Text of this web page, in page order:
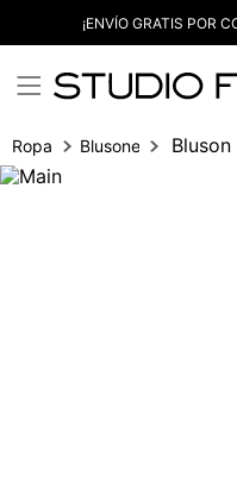
¡ENVÍO GRATIS POR
Ropa Blusones